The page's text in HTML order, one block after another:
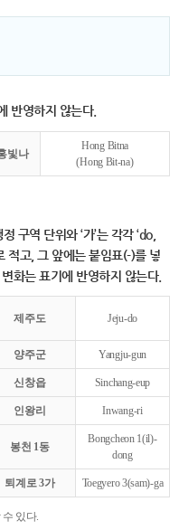
반영하지 않는다.
빛나
Hong Bitna
(Hong Bit-na)
구역 단위와 ‘가’는 각각 ‘do,
적고, 그 앞에는 붙임표(-)를 넣
화는 표기에 반영하지 않는다.
제주도 Jeju-do
양주군 Yangju-gun
신창읍 Sinchang-eup
인왕리 Inwang-ri
봉천 1동
Bongcheon 1(il)-
dong
퇴계로 3가 Toegyero 3(sam)-ga
수 있다.